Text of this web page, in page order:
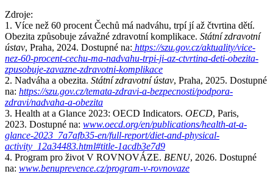
Zdroje:
1. Více než 60 procent Čechů má nadváhu, trpí jí až čtvrtina dětí.
Obezita způsobuje závažné zdravotní komplikace. Státní zdravotní
ústav, Praha, 2024. Dostupné na: https://szu.gov.cz/aktuality/vice-
nez-60-procent-cechu-ma-nadvahu-trpi-ji-az-ctvrtina-deti-obezita-
zpusobuje-zavazne-zdravotni-komplikace
2. Nadváha a obezita. Státní zdravotní ústav, Praha, 2025. Dostupné
na: https://szu.gov.cz/temata-zdravi-a-bezpecnosti/podpora-
zdravi/nadvaha-a-obezita
3. Health at a Glance 2023: OECD Indicators. OECD, Paris,
2023. Dostupné na: www.oecd.org/en/publications/health-at-a-
glance-2023_7a7afb35-en/full-report/diet-and-physical-
activity_12a34483.html#title-1acdb3e7d9
4. Program pro život V ROVNOVÁZE. BENU, 2026. Dostupné
na: www.benuprevence.cz/program-v-rovnovaze